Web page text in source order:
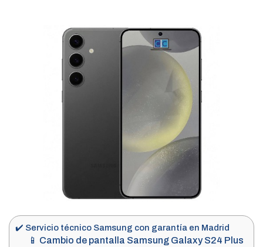
✔️ Servicio técnico Samsung con garantía en Madrid
📱 Cambio de pantalla Samsung Galaxy S24 Plus